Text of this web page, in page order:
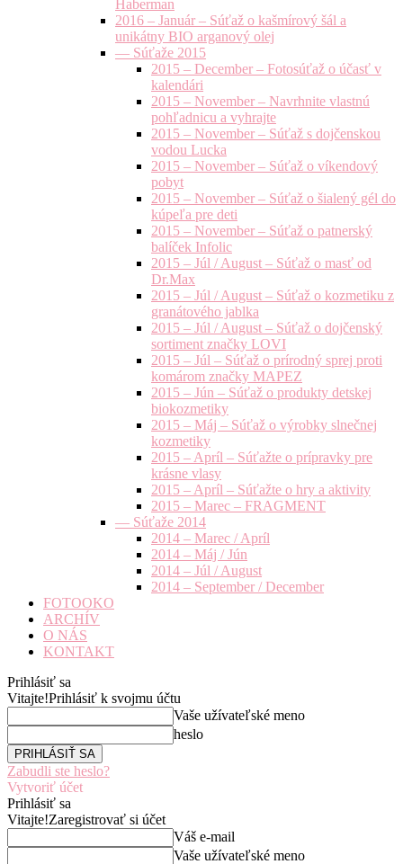
Haberman
2016 – Január – Súťaž o kašmírový šál a
unikátny BIO arganový olej
— Súťaže 2015
2015 – December – Fotosúťaž o účasť v
kalendári
2015 – November – Navrhnite vlastnú
pohľadnicu a vyhrajte
2015 – November – Súťaž s dojčenskou
vodou Lucka
2015 – November – Súťaž o víkendový
pobyt
2015 – November – Súťaž o šialený gél do
kúpeľa pre deti
2015 – November – Súťaž o patnerský
balíček Infolic
2015 – Júl / August – Súťaž o masť od
Dr.Max
2015 – Júl / August – Súťaž o kozmetiku z
granátového jablka
2015 – Júl / August – Súťaž o dojčenský
sortiment značky LOVI
2015 – Júl – Súťaž o prírodný sprej proti
komárom značky MAPEZ
2015 – Jún – Súťaž o produkty detskej
biokozmetiky
2015 – Máj – Súťaž o výrobky slnečnej
kozmetiky
2015 – Apríl – Súťažte o prípravky pre
krásne vlasy
2015 – Apríl – Súťažte o hry a aktivity
2015 – Marec – FRAGMENT
— Súťaže 2014
2014 – Marec / Apríl
2014 – Máj / Jún
2014 – Júl / August
2014 – September / December
FOTOOKO
ARCHÍV
O NÁS
KONTAKT
Prihlásiť sa
Vitajte!Prihlásiť k svojmu účtu
Vaše užívateľské meno
heslo
Zabudli ste heslo?
Vytvoriť účet
Prihlásiť sa
Vitajte!Zaregistrovať si účet
Váš e-mail
Vaše užívateľské meno